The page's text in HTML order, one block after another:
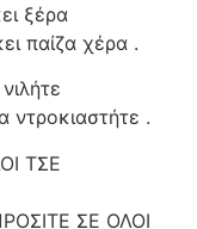
ξέρα
παίζα χέρα .
ντροκιαστήτε .
ΤΣΕ
ΣΕ ΟΛΟΙ